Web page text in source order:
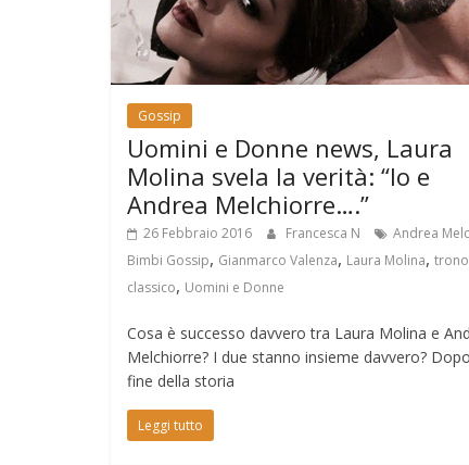
Gossip
Uomini e Donne news, Laura
Molina svela la verità: “Io e
Andrea Melchiorre….”
26 Febbraio 2016 Francesca N Andrea
Bimbi Gossip, Gianmarco Valenza, Laura Molina, trono
classico, Uomini e Donne
Cosa è successo davvero tra Laura Molina e
Melchiorre? I due stanno insieme davvero?
fine della storia
Leggi tutto